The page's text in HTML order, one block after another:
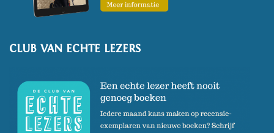
2024.
Contact schrijft hij een
CLUB VAN ECHTE LEZERS